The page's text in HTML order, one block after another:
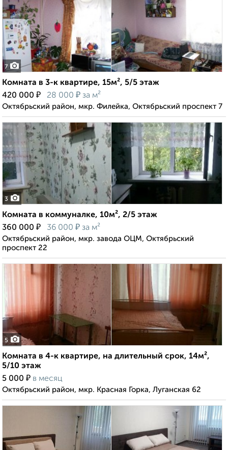
7
Комната в 3-к квартире, 15м², 5/5 этаж
420 000 ₽ 28 000 ₽ за м²
Октябрьский район, мкр. Филейка, Октябрьский проспект 7
3
Комната в коммуналке, 10м², 2/5 этаж
360 000 ₽ 36 000 ₽ за м²
Октябрьский район, мкр. завода ОЦМ, Октябрьский
проспект 22
5
Комната в 4-к квартире, на длительный срок, 14м²,
5/10 этаж
5 000 ₽ в месяц
Октябрьский район, мкр. Красная Горка, Луганская 62